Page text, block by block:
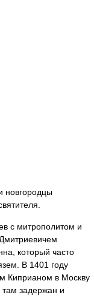
новгородцы
с митрополитом и
который часто
В 1401 году
Киприаном в Москву
задержан и